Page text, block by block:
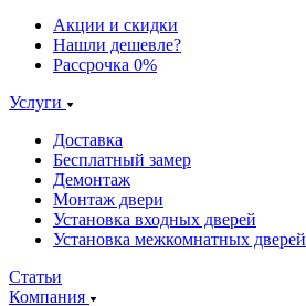
Акции и скидки
Нашли дешевле?
Рассрочка 0%
Услуги
Доставка
Бесплатный замер
Демонтаж
Монтаж двери
Установка входных дверей
Установка межкомнатных дверей
Статьи
Компания